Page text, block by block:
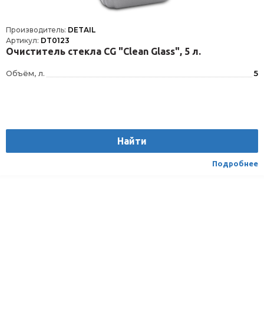
Производитель: DETAIL
Артикул: DT0123
Очиститель стекла СG "Clean Glass", 5 л.
Объём, л. 5
Найти
Подробнее